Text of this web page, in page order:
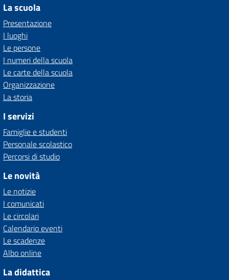
La scuola
Presentazione
I luoghi
Le persone
I numeri della scuola
Le carte della scuola
Organizzazione
La storia
I servizi
Famiglie e studenti
Personale scolastico
Percorsi di studio
Le novità
Le notizie
I comunicati
Le circolari
Calendario eventi
Le scadenze
Albo online
La didattica